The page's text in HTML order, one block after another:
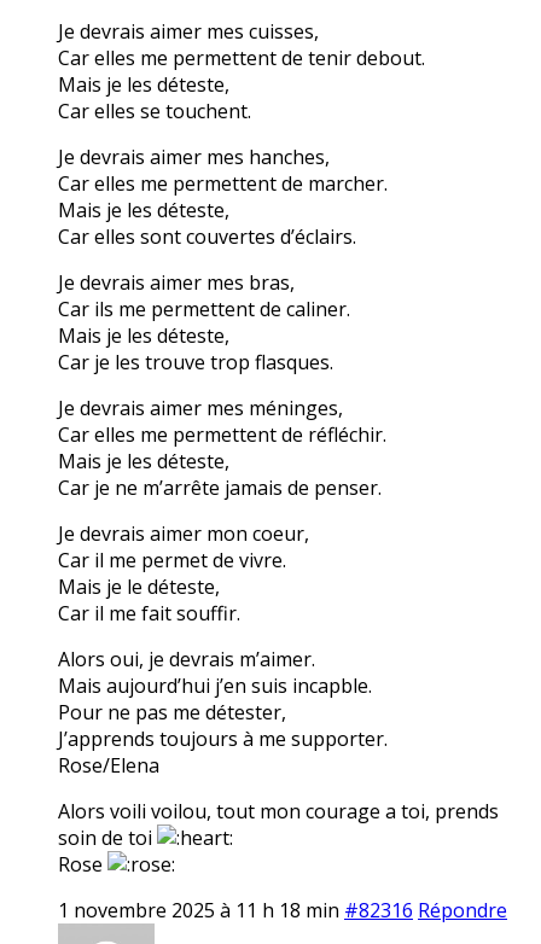
Je devrais aimer mes cuisses,
Car elles me permettent de tenir debout.
Mais je les déteste,
Car elles se touchent.
Je devrais aimer mes hanches,
Car elles me permettent de marcher.
Mais je les déteste,
Car elles sont couvertes d’éclairs.
Je devrais aimer mes bras,
Car ils me permettent de caliner.
Mais je les déteste,
Car je les trouve trop flasques.
Je devrais aimer mes méninges,
Car elles me permettent de réfléchir.
Mais je les déteste,
Car je ne m’arrête jamais de penser.
Je devrais aimer mon coeur,
Car il me permet de vivre.
Mais je le déteste,
Car il me fait souffir.
Alors oui, je devrais m’aimer.
Mais aujourd’hui j’en suis incapble.
Pour ne pas me détester,
J’apprends toujours à me supporter.
Rose/Elena
Alors voili voilou, tout mon courage a toi, prends
soin de toi
Rose
1 novembre 2025 à 11 h 18 min #82316 Répondre